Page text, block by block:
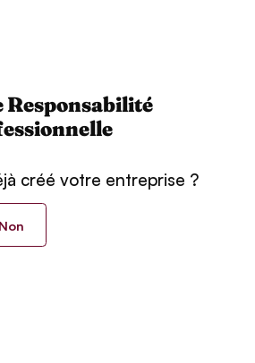
Responsabilité
créé votre entreprise ?
Non